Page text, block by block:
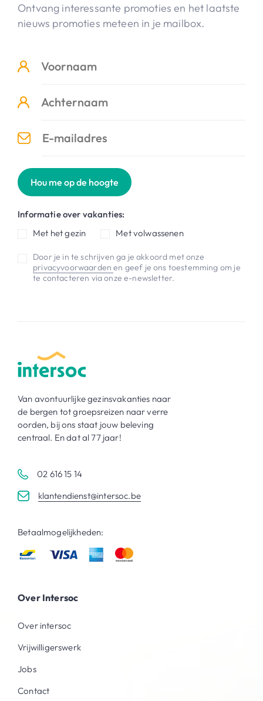
Ontvang interessante promoties en het laatste
nieuws promoties meteen in je mailbox.
Hou me op de hoogte
Informatie over vakanties:
Met het gezin
Met volwassenen
Door je in te schrijven ga je akkoord met onze
privacyvoorwaardenen geef je ons toestemming om je
te contacteren via onze e-newsletter.
Van avontuurlijke gezinsvakanties naar
de bergen tot groepsreizen naar verre
oorden, bij ons staat jouw beleving
centraal. En dat al 77 jaar!
02 616 15 14
klantendienst@intersoc.be
Betaalmogelijkheden:
Over Intersoc
Over intersoc
Vrijwilligerswerk
Jobs
Contact